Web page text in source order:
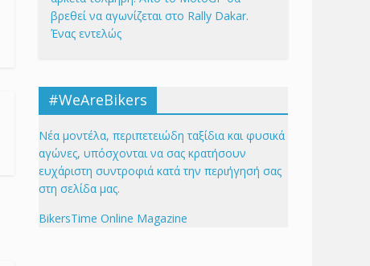
βρεθεί να αγωνίζεται στο Rally Dakar.
Ένας εντελώς
#WeAreBikers
Νέα μοντέλα, περιπετειώδη ταξίδια και φυσικά
αγώνες, υπόσχονται να σας κρατήσουν
ευχάριστη συντροφιά κατά την περιήγησή σας
στη σελίδα μας.
BikersTime Online Magazine